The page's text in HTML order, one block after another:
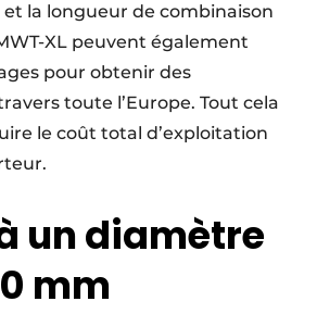
et la longueur de combinaison
XL peuvent également
pour obtenir des
toute l’Europe. Tout cela
le coût total d’exploitation
un diamètre
mm